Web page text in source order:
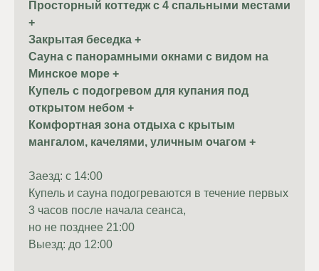
Просторный коттедж с 4 спальными местами
+
Закрытая беседка +
Сауна с панорамными окнами с видом на
Минское море +
Купель с подогревом для купания под
открытом небом +
Комфортная зона отдыха с крытым
мангалом, качелями, уличным очагом +
Заезд: с 14:00
Купель и сауна подогреваются в течение первых
3 часов после начала сеанса,
но не позднее 21:00
Выезд: до 12:00